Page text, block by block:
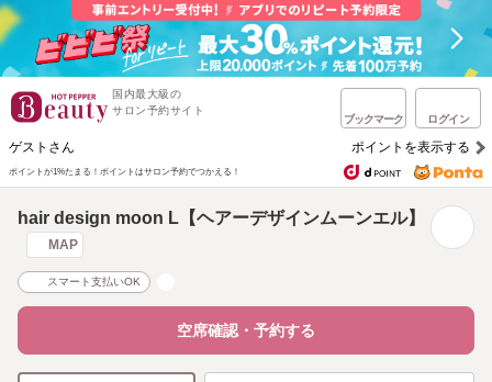
国内最大級の
サロン予約サイト
ブックマーク ログイン
ゲストさん ポイントを表示する
ポイントが1%たまる！ ポイントはサロン予約でつかえる！
hair design moon L【ヘアーデザインムーンエル】
MAP
スマート支払いOK
空席確認・予約する